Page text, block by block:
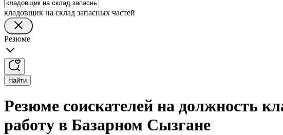
кладовщик на склад запасных частей
Резюме
Найти
Резюме соискателей на должность
работу в Базарном Сызгане